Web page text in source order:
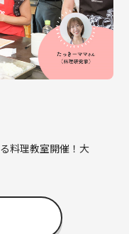
料理教室開催！大